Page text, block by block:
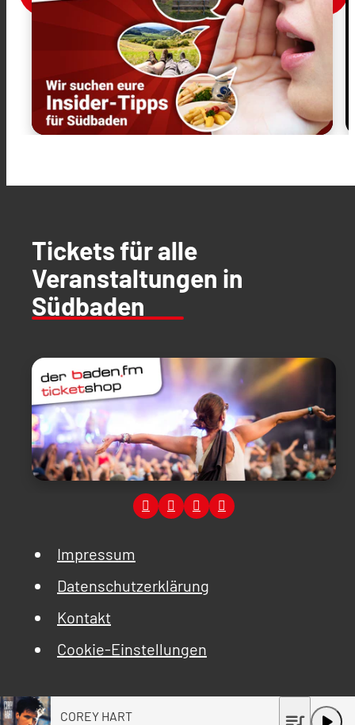
Tickets für alle
Veranstaltungen in
Südbaden
Impressum
Datenschutzerklärung
Kontakt
Cookie-Einstellungen
COREY HART